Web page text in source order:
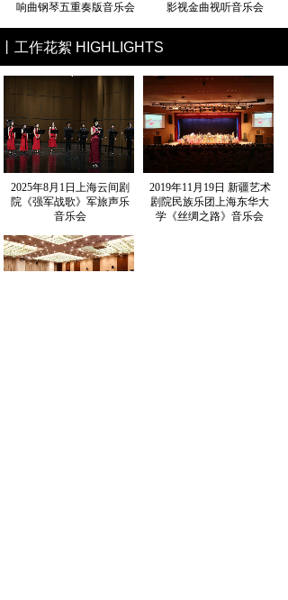
响曲钢琴五重奏版音乐会
影视金曲视听音乐会
丨工作花絮 HIGHLIGHTS
2025年8月1日上海云间剧
院《强军战歌》军旅声乐
音乐会
2019年11月19日 新疆艺术
剧院民族乐团上海东华大
学《丝绸之路》音乐会